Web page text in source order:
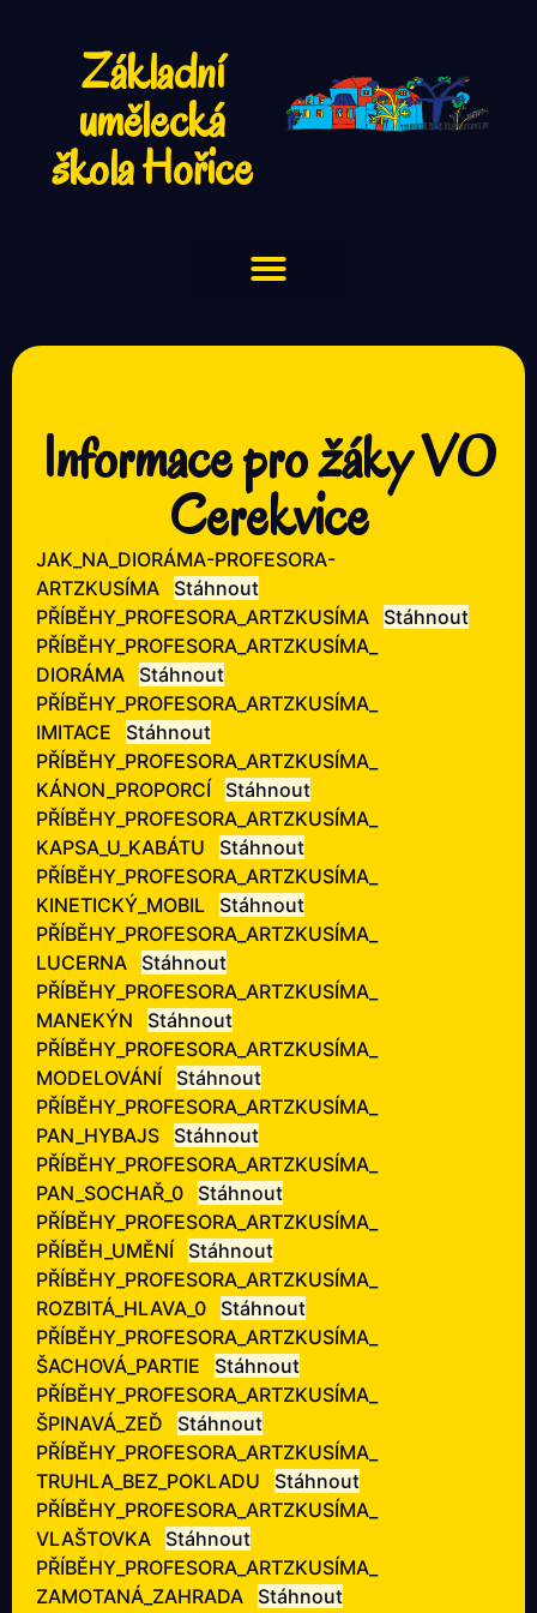
Základní
umělecká
škola Hořice
Informace pro žáky VO
Cerekvice
JAK_NA_DIORÁMA-PROFESORA-
ARTZKUSÍMA
Stáhnout
PŘÍBĚHY_PROFESORA_ARTZKUSÍMA
Stáhnout
PŘÍBĚHY_PROFESORA_ARTZKUSÍMA_
DIORÁMA
Stáhnout
PŘÍBĚHY_PROFESORA_ARTZKUSÍMA_
IMITACE
Stáhnout
PŘÍBĚHY_PROFESORA_ARTZKUSÍMA_
KÁNON_PROPORCÍ
Stáhnout
PŘÍBĚHY_PROFESORA_ARTZKUSÍMA_
KAPSA_U_KABÁTU
Stáhnout
PŘÍBĚHY_PROFESORA_ARTZKUSÍMA_
KINETICKÝ_MOBIL
Stáhnout
PŘÍBĚHY_PROFESORA_ARTZKUSÍMA_
LUCERNA
Stáhnout
PŘÍBĚHY_PROFESORA_ARTZKUSÍMA_
MANEKÝN
Stáhnout
PŘÍBĚHY_PROFESORA_ARTZKUSÍMA_
MODELOVÁNÍ
Stáhnout
PŘÍBĚHY_PROFESORA_ARTZKUSÍMA_
PAN_HYBAJS
Stáhnout
PŘÍBĚHY_PROFESORA_ARTZKUSÍMA_
PAN_SOCHAŘ_0
Stáhnout
PŘÍBĚHY_PROFESORA_ARTZKUSÍMA_
PŘÍBĚH_UMĚNÍ
Stáhnout
PŘÍBĚHY_PROFESORA_ARTZKUSÍMA_
ROZBITÁ_HLAVA_0
Stáhnout
PŘÍBĚHY_PROFESORA_ARTZKUSÍMA_
ŠACHOVÁ_PARTIE
Stáhnout
PŘÍBĚHY_PROFESORA_ARTZKUSÍMA_
ŠPINAVÁ_ZEĎ
Stáhnout
PŘÍBĚHY_PROFESORA_ARTZKUSÍMA_
TRUHLA_BEZ_POKLADU
Stáhnout
PŘÍBĚHY_PROFESORA_ARTZKUSÍMA_
VLAŠTOVKA
Stáhnout
PŘÍBĚHY_PROFESORA_ARTZKUSÍMA_
ZAMOTANÁ_ZAHRADA
Stáhnout